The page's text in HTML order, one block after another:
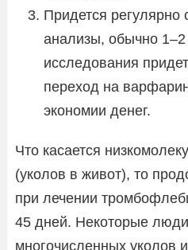
Придется регулярно
анализы, обычно
исследования
переход на
экономии денег.
Что касается
(уколов в живот), то
при лечении
45 дней. Некоторые
многочисленных уколов